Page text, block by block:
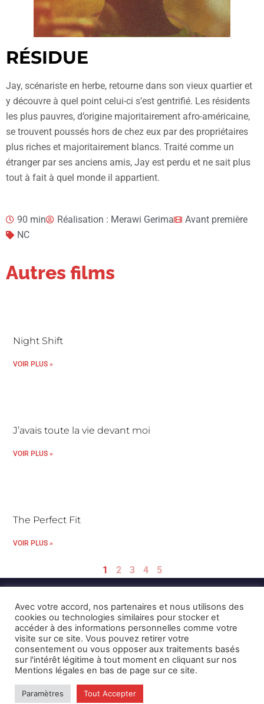
RÉSIDUE
Jay, scénariste en herbe, retourne dans son vieux quartier et
y découvre à quel point celui-ci s’est gentrifié. Les résidents
les plus pauvres, d’origine majoritairement afro-américaine,
se trouvent poussés hors de chez eux par des propriétaires
plus riches et majoritairement blancs. Traité comme un
étranger par ses anciens amis, Jay est perdu et ne sait plus
tout à fait à quel monde il appartient.
90 min Réalisation : Merawi Gerima
Avant première
NC
Autres films
Night Shift
VOIR PLUS »
J’avais toute la vie devant moi
VOIR PLUS »
The Perfect Fit
VOIR PLUS »
1 2 3 4 5
Mentions Légales et CGU Crédits
© 2026 © Karulynk
Avec votre accord, nos partenaires et nous utilisons des
cookies ou technologies similaires pour stocker et
accéder à des informations personnelles comme votre
visite sur ce site. Vous pouvez retirer votre
consentement ou vous opposer aux traitements basés
sur l'intérêt légitime à tout moment en cliquant sur nos
Mentions légales en bas de page sur ce site.
Paramètres Tout Accepter